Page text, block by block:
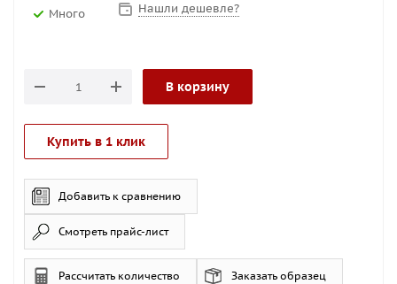
Много Нашли дешевле?
В корзину
Купить в 1 клик
Смотреть прайс-лист
Добавить к сравнению
Рассчитать количество Заказать образец